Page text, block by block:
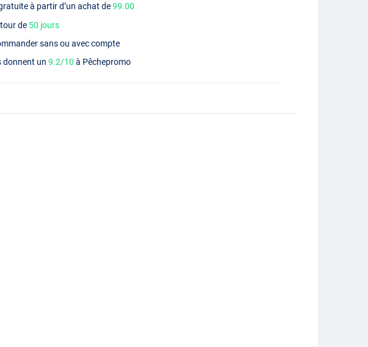
à partir d’un achat de99.00
de 50 jours
sans ou avec compte
donnent un9.2/10 à Pêchepromo